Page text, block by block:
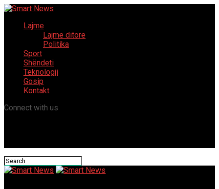
Lajme
Lajme ditore
Politika
Sport
Shëndeti
Teknologji
Gosip
Kontakt
Connect with us